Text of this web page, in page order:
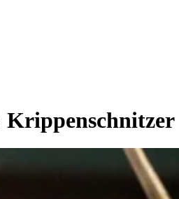
Krippenschnitzer